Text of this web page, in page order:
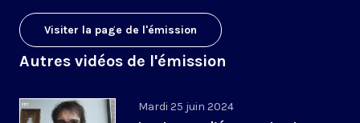
Visiter la page de l'émission
Autres vidéos de l'émission
Mardi 25 juin 2024